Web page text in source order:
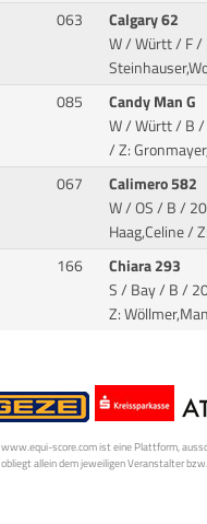
063
Calgary 62
W / Württ / F /
085
Candy Man G
W / Württ / B
/ Z:
067
Calimero 582
W / OS / B /
Haag,Celine /
166
Chiara 293
S / Bay / B /
Z:
www.equi-score.com ist eine Plattform,
obliegt allein dem jeweiligen Veranstalter